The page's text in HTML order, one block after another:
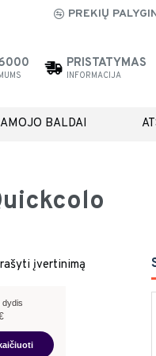
PREKIŲ
PRISTATYMAS
INFORMACIJA
BALDAI
įvertinimą
dydis